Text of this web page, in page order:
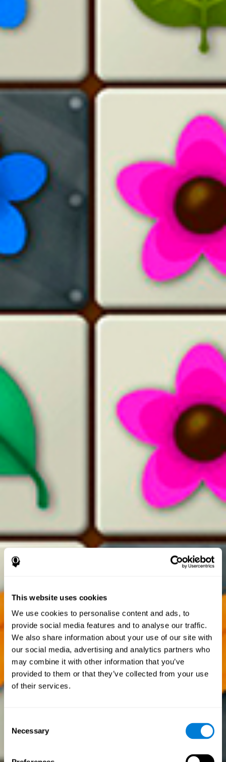
This website uses cookies
We use cookies to personalise content and ads, to
provide social media features and to analyse our traffic.
We also share information about your use of our site with
our social media, advertising and analytics partners who
may combine it with other information that you’ve
provided to them or that they’ve collected from your use
of their services.
Selection
Necessary